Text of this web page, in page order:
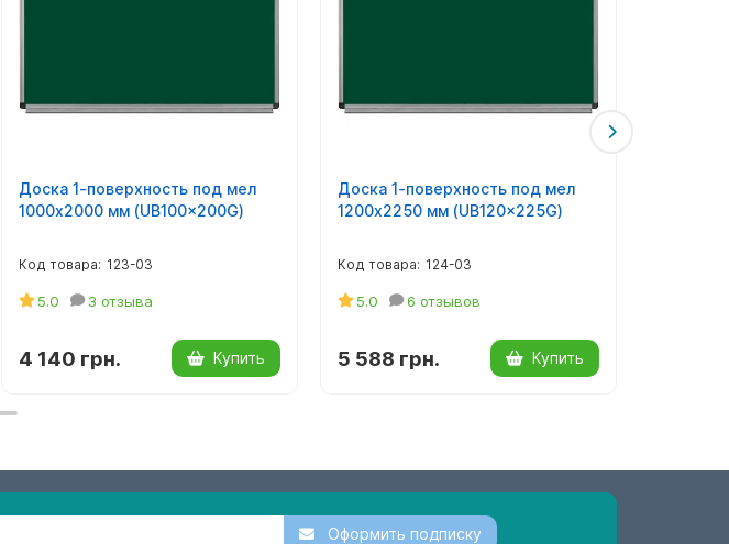
Доска 1-поверхность под мел
1000х2000 мм (UB100x200G)
123-03
5.0 3 отзыва
4 140 грн. Купить
Доска 1-поверхность под мел
1200х2250 мм (UB120x225G)
124-03
5.0 6 отзывов
5 588 грн. Купить
Оформить подписку